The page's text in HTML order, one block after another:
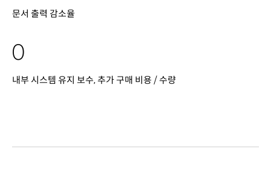
문서 출력 감소율
0
내부 시스템 유지 보수, 추가 구매 비용 / 수량